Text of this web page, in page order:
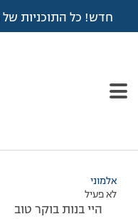
חדש! כל התוכניות של
עמוד הבית >דיונים>פורום >
מוצגות 3 תגובות – 1 עד 3 (מתוך 3 סה״כ)
אלמוני
לא פעיל
היי בנות בוקר טוב